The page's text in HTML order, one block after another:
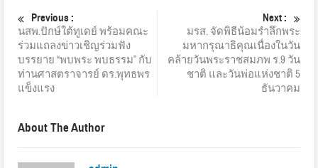
Previous :
นสพ.ปักษ์ใต้ทูเดย์ พร้อมคณะ
ร่วมแถลงข่าวเชิญร่วมฟัง
บรรยาย “พบพระ พบธรรม” กับ
ท่านศาสตราจารย์ ดร.พุทธพร
แข็งแรง
Next :
มรส. จัดพิธีน้อมรำลึกพระ
มหากรุณาธิคุณเนื่องในวัน
คล้ายวันพระราชสมภพ ร.9 วัน
ชาติ และวันพ่อแห่งชาติ 5
ธันวาคม
About The Author